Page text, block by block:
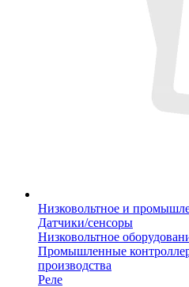
Низковольтное и
Датчики/сенсоры
Низковольтное
Промышленные
производства
Реле